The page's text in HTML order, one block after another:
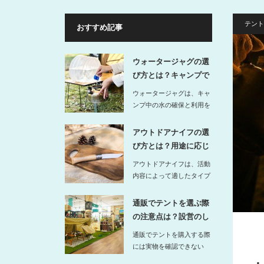
テン
おすすめ記事
ウォータージャグの選
び方とは？キャンプで
役立つ注水…
ウォータージャグは、キャ
ンプ中の水の確保と利用を
アイテム…
アウトドアナイフの選
び方とは？用途に応じ
たタイプを…
アウトドアナイフは、活動
内容によって適したタイプ
キ…
通販でテントを選ぶ際
の注意点は？設営のし
やすさや人…
通販でテントを購入する際
には実物を確認できない